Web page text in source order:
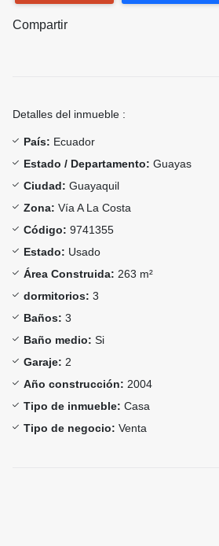
Compartir
Detalles del inmueble :
País: Ecuador
Estado / Departamento: Guayas
Ciudad: Guayaquil
Zona: Vía A La Costa
Código: 9741355
Estado: Usado
Área Construida: 263 m²
dormitorios: 3
Baños: 3
Baño medio: Si
Garaje: 2
Año construcción: 2004
Tipo de inmueble: Casa
Tipo de negocio: Venta